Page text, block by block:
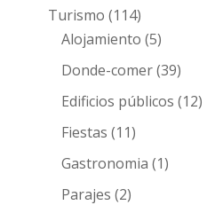
Turismo (114)
Alojamiento (5)
Donde-comer(39)
Edificios públicos (12)
Fiestas (11)
Gastronomia (1)
Parajes (2)